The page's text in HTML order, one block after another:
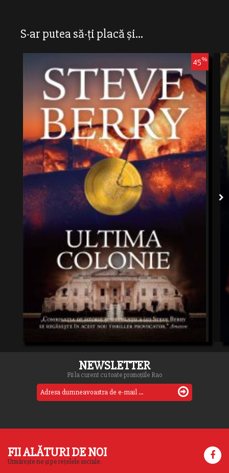
S-ar putea să-ți placă și...
45%
NEWSLETTER
Fii la curent cu toate promoțiile Rao
FII ALĂTURI DE NOI
Urmărește-ne și pe rețelele sociale.